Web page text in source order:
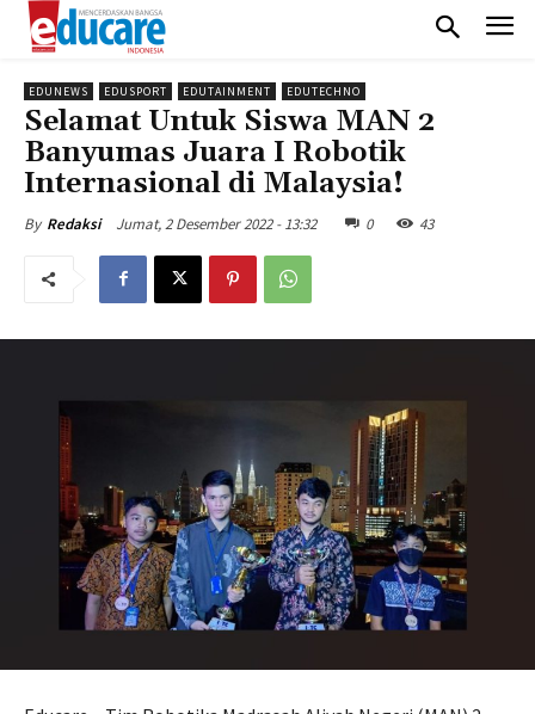
EDUNEWS EDUSPORT EDUTAINMENT EDUTECHNO
Selamat Untuk Siswa MAN 2
Banyumas Juara I Robotik
Internasional di Malaysia!
By Redaksi Jumat, 2 Desember 2022 - 13:32 0 43